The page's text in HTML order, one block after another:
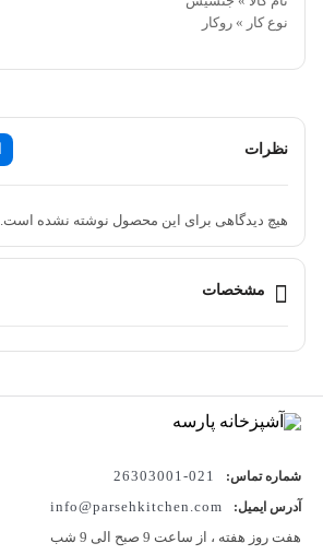
نوع کار » روکار
برند تجاری کی دبلیو سی
مشخصات محصول :
نظرات
هیچ دیدگاهی برای این محصول نوشته نشده است.
مشخصات
شماره تماس: 021-26303001
آدرس ایمیل:
info@parsehkitchen.com
هفت روز هفته ، از ساعت 9 صبح الی 9 شب